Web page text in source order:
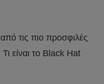
από τις πιο προσφιλές
είναι το Black Hat